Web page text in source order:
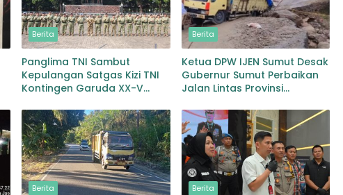
Berita
Panglima TNI Sambut
Kepulangan Satgas Kizi TNI
Kontingen Garuda XX-V
Berita
Ketua DPW IJEN Sumut Desak
Gubernur Sumut Perbaikan
Jalan Lintas Provinsi
Bayu
Berita Berita